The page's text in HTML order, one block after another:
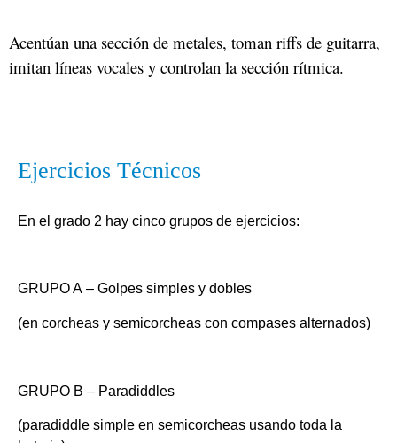
Acentúan una sección de metales, toman riffs de guitarra,
imitan líneas vocales y controlan la sección rítmica.
Ejercicios Técnicos
En el grado 2 hay cinco grupos de ejercicios:
GRUPO A – Golpes simples y dobles
(en corcheas y semicorcheas con compases alternados)
GRUPO B – Paradiddles
(paradiddle simple en semicorcheas usando toda la